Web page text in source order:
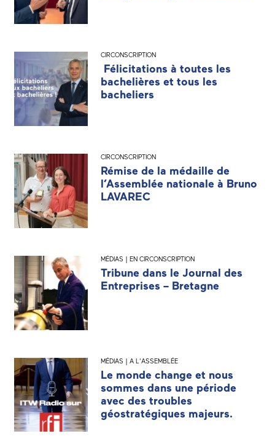
CIRCONSCRIPTION
Félicitations à toutes les
bachelières et tous les
bacheliers
CIRCONSCRIPTION
Rémise de la médaille de
l’Assemblée nationale à Bruno
LAVAREC
MÉDIAS | EN CIRCONSCRIPTION
Tribune dans le Journal des
Entreprises – Bretagne
MÉDIAS | A L'ASSEMBLÉE
Le monde change et nous
sommes dans une période
avec des troubles
géostratégiques majeurs.